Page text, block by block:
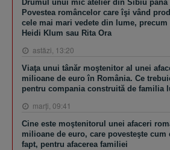
Drumul unui mic atelier din Sibiu până
Povestea româncelor care îşi vând
cele mai mari vedete din lume, precum
Heidi Klum sau Rita Ora
astăzi, 13:20
Viaţa unui tânăr moştenitor al unei
milioane de euro în România. Ce
pentru compania construită de familia
marţi, 09:41
Cine este moştenitorul unei afaceri
milioane de euro, care povesteşte cum
fapt, pentru afacerea familiei